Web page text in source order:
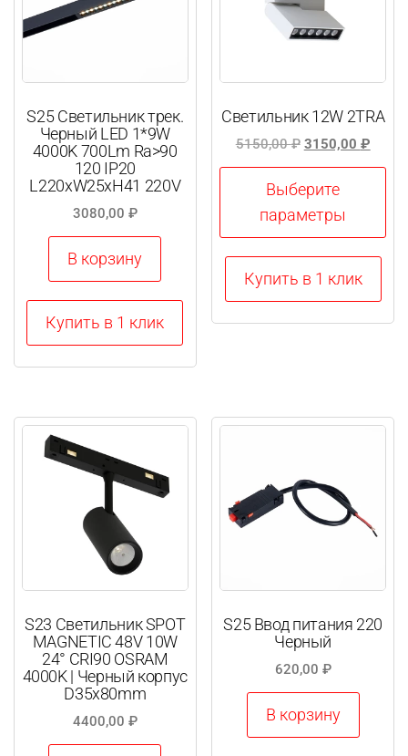
S25 Светильник трек.
Черный LED 1*9W
4000K 700Lm Ra>90
120 IP20
L220xW25xH41 220V
3080,00 ₽
В корзину
Купить в 1 клик
Светильник 12W 2TRA
5150,00₽
цена
составляла
5150,00 ₽.
3150,00 ₽
цена:
Выберите
параметры
Этот
товар
можно
странице
товара.
Купить в 1 клик
S23 Светильник SPOT
MAGNETIC 48V 10W
24° CRI90 OSRAM
4000K | Черный корпус
D35х80mm
4400,00 ₽
S25 Ввод питания 220
Черный
620,00 ₽
В корзину